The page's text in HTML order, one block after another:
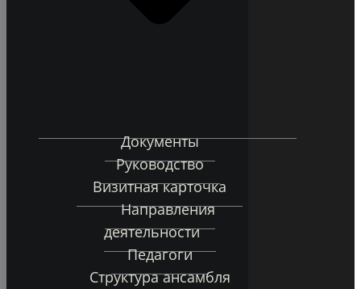
Документы
Руководство
Визитная карточка
Направления
деятельности
Педагоги
Структура ансамбля